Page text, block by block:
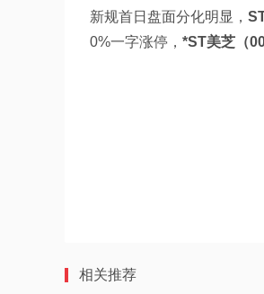
新规首日盘面分化明显，
0%一字涨停， *ST美芝（
相关推荐